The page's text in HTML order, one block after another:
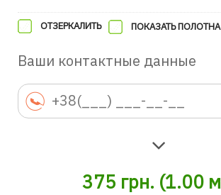
ОТЗЕРКАЛИТЬ ПОКАЗАТЬ ПОЛОТНА
Ваши контактные данные
375 грн. (1.00м